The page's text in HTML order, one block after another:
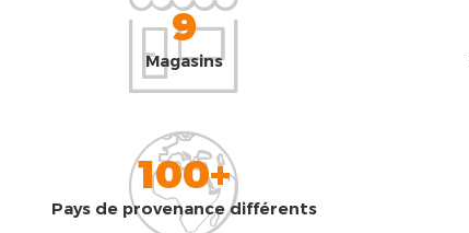
9
Magasins
100+
Pays de provenance différents